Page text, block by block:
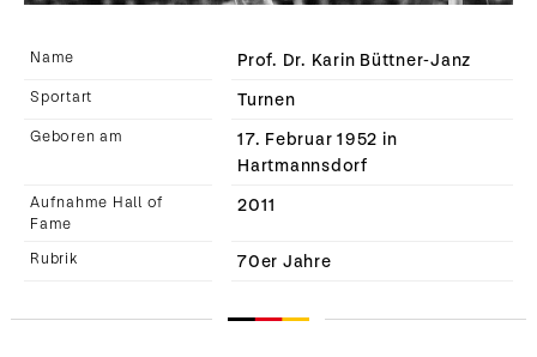
Name Prof. Dr. Karin Büttner-Janz
Sportart Turnen
Geboren am
17. Februar 1952 in
Hartmannsdorf
Aufnahme Hall of
Fame
2011
Rubrik 70er Jahre